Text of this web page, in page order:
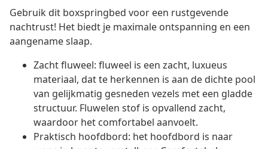
Gebruik dit boxspringbed voor een rustgevende
nachtrust! Het biedt je maximale ontspanning en een
aangename slaap.
Zacht fluweel: fluweel is een zacht, luxueus
materiaal, dat te herkennen is aan de dichte pool
van gelijkmatig gesneden vezels met een gladde
structuur. Fluwelen stof is opvallend zacht,
waardoor het comfortabel aanvoelt.
Praktisch hoofdbord: het hoofdbord is naar